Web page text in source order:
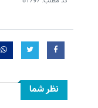
نظر شما